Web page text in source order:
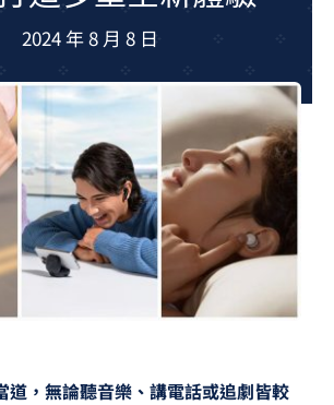
夢想旅遊
夢想TV
GCU大賽
夢想購物
2024 年 8 月 8 日
道，無論聽音樂、講電話或追劇皆較